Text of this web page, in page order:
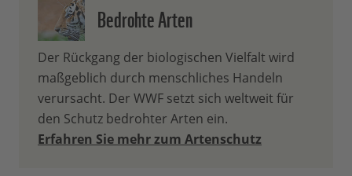
Bedrohte Arten
Der Rückgang der biologischen Vielfalt wird
maßgeblich durch menschliches Handeln
verursacht. Der WWF setzt sich weltweit für
den Schutz bedrohter Arten ein.
Erfahren Sie mehr zum Artenschutz